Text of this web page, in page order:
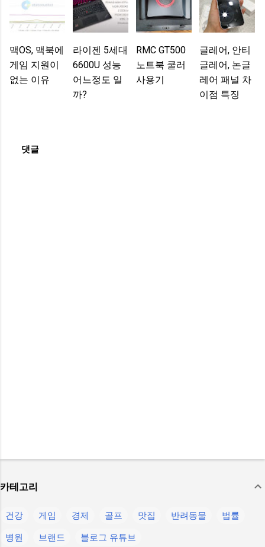
맥OS, 맥북에
게임 지원이
없는 이유
라이젠 5세대
6600U 성능
어느정도 일
까?
RMC GT500
노트북 쿨러
사용기
글레어, 안티
글레어, 논글
레어 패널 차
이점 특징
댓글
카테고리
건강 게임 경제 골프 맛집 반려동물
법률
병원
브랜드 블로그 유튜브